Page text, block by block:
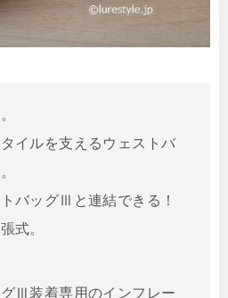
イルを支えるウェストバ
バッグⅢと連結できる！
式。
Ⅲ装着専用のインフレー